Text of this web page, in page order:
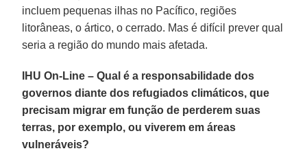
incluem pequenas ilhas no Pacífico, regiões
litorâneas, o ártico, o cerrado. Mas é difícil prever qual
seria a região do mundo mais afetada.
IHU On-Line – Qual é a responsabilidade dos
governos diante dos refugiados climáticos, que
precisam migrar em função de perderem suas
terras, por exemplo, ou viverem em áreas
vulneráveis?